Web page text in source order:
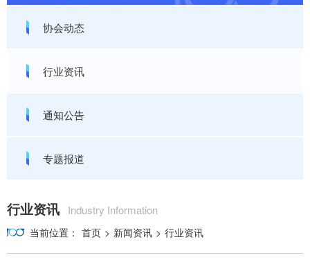
协会动态
行业资讯
通知公告
专题报道
行业资讯 Industry Information
当前位置： 首页 > 新闻资讯 > 行业资讯